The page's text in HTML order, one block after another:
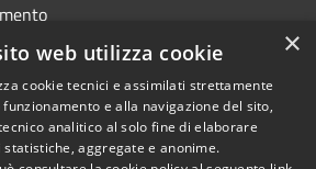
Copyright © 2026 • Town of •
Powered byMunicipium
×
web utilizza cookie
cookie tecnici e assimilati strettamente
e alla navigazione del sito,
analitico al solo fine di elaborare
statistiche, aggregate e anonime.